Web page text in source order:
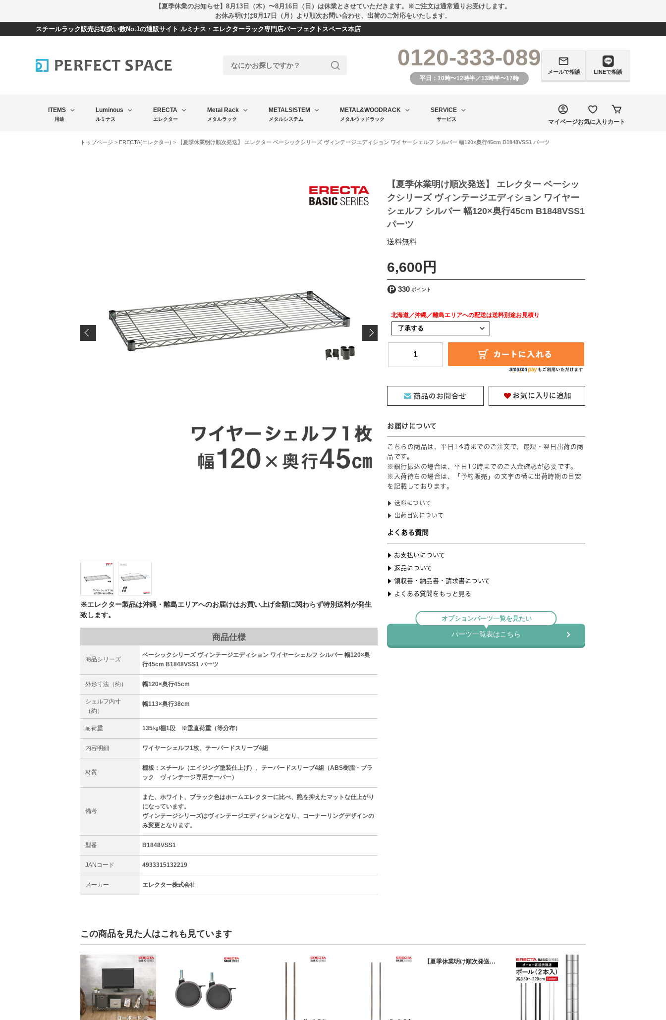
【夏季休業のお知らせ】8月13日（木）〜8月16日（日）は休業とさせていただきます。※ご注文は通常通りお受けします。
お休み明けは8月17日（月）より順次お問い合わせ、出荷のご対応をいたします。
スチールラック販売お取扱い数No.1の通販サイト ルミナス・エレクターラック専門店パーフェクトスペース本店
0120-333-089
平日：10時〜12時半／13時半〜17時
メールで相談 LINEで相談
ITEMS
用途
Luminous
ルミナス
ERECTA
エレクター
Metal Rack
メタルラック
METALSISTEM
メタルシステム
METAL&WOODRACK
メタルウッドラック
SERVICE
サービス マイページお気に入り カート
トップページ > ERECTA(エレクター) > 【夏季休業明け順次発送】 エレクター ベーシックシリーズ ヴィンテージエディション ワイヤーシェルフ シルバー 幅120×奥行45cm B1848VSS1 パーツ
※エレクター製品は沖縄・離島エリアへのお届けはお買い上げ金額に関わらず特別送料が発生
致します。
商品仕様
商品シリーズ
ベーシックシリーズ ヴィンテージエディション ワイヤーシェルフ シルバー 幅120×奥
行45cm B1848VSS1 パーツ
外形寸法（約） 幅120×奥行45cm
シェルフ内寸
（約）
幅113×奥行38cm
耐荷重 135㎏/棚1段 ※垂直荷重（等分布）
内容明細 ワイヤーシェルフ1枚、テーパードスリーブ4組
材質
棚板：スチール（エイジング塗装仕上げ）、テーパードスリーブ4組（ABS樹脂・ブラ
ック ヴィンテージ専用テーパー）
備考
また、ホワイト、ブラック色はホームエレクターに比べ、艶を抑えたマットな仕上がり
になっています。
ヴィンテージシリーズはヴィンテージエディションとなり、コーナーリングデザインの
み変更となります。
型番 B1848VSS1
JANコード 4933315132219
メーカー エレクター株式会社
【夏季休業明け順次発送】 エレクター ベーシッ
クシリーズ ヴィンテージエディション ワイヤー
シェルフ シルバー 幅120×奥行45cm B1848VSS1
パーツ
6,600円
330
[ 送料込 ]
北海道／沖縄／離島エリアへの配送は送料別途お見積り
この商品を見た人はこれも見ています
【夏季休業明け順次発送】 エレクターベーシックシリーズフラットシェルフ